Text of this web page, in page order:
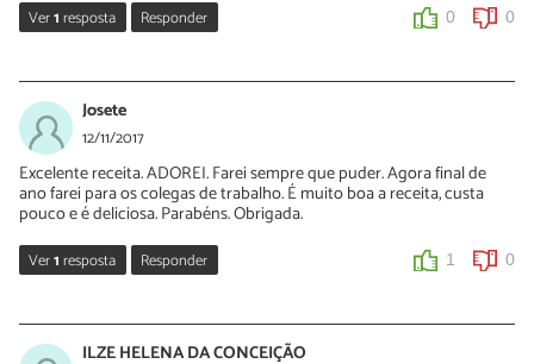
Ver1resposta Responder 0 0
21/05/2019
oi erika, a massa fica macia sim, muito gostosa!! melhor comer no
dia em que preparou, porque fica um pouco ressequida no dia
seguinte
Josete
12/11/2017
Excelente receita. ADOREI. Farei sempre que puder. Agora final de
ano farei para os colegas de trabalho. É muito boa a receita, custa
pouco e é deliciosa. Parabéns. Obrigada.
Ver1resposta Responder 1 0
13/11/2017
ILZE HELENA DA CONCEIÇÃO